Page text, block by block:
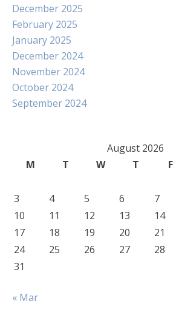
December 2025
February 2025
January 2025
December 2024
November 2024
October 2024
September 2024
August 2026
M
T W T F
3
4 5 6 7
10
11 12 13 14
17
18 19 20 21
24
25 26 27 28
31
« Mar